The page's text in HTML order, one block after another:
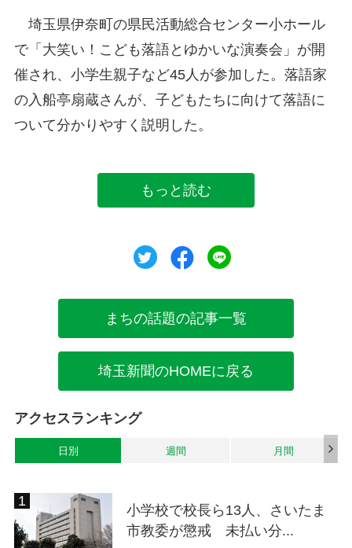
埼玉県伊奈町の県民活動総合センター小ホール
で「大笑い！こども落語とゆかいな演奏会」が開
催され、小学生親子など45人が参加した。落語家
の入船亭扇蔵さんが、子どもたちに向けて落語に
ついて分かりやすく説明した。
もっと読む
ツイートシェア
まちの話題の記事一覧
埼玉新聞のHOMEに戻る
アクセスランキング
日別 週間 月間
小学校で校長ら13人、さいたま
市教委が懲戒 未払い分...